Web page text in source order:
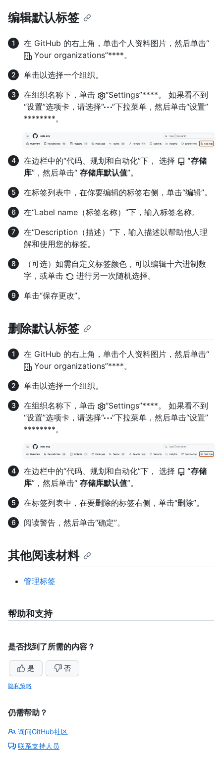
编辑默认标签
在 GitHub 的右上角，单击个人资料图片，然后单击“
Your organizations”****。
单击以选择一个组织。
在组织名称下，单击
“Settings”****。 如果看不到
“设置”选项卡，请选择“
”下拉菜单，然后单击“设置”
********。
在边栏中的“代码、规划和自动化”下， 选择
“存储
库”，然后单击“ 存储库默认值”。
在标签列表中，在你要编辑的标签右侧，单击“编辑”。
在“Label name（标签名称）”下，输入标签名称。
在“Description（描述）”下，输入描述以帮助他人理
解和使用您的标签。
（可选）如需自定义标签颜色，可以编辑十六进制数
字，或单击
进行另一次随机选择。
单击“保存更改”。
删除默认标签
在 GitHub 的右上角，单击个人资料图片，然后单击“
Your organizations”****。
单击以选择一个组织。
在组织名称下，单击
“Settings”****。 如果看不到
“设置”选项卡，请选择“
”下拉菜单，然后单击“设置”
********。
在边栏中的“代码、规划和自动化”下， 选择
“存储
库”，然后单击“ 存储库默认值”。
在标签列表中，在要删除的标签右侧，单击“删除”。
阅读警告，然后单击“确定”。
其他阅读材料
管理标签
帮助和支持
是否找到了所需的内容？
是 否
隐私策略
仍需帮助？
询问GitHub社区
联系支持人员